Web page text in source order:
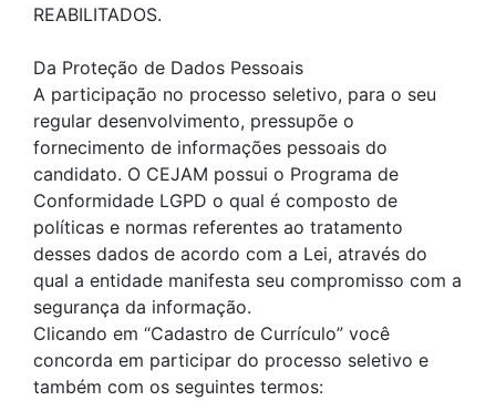
REABILITADOS.
Da Proteção de Dados Pessoais
A participação no processo seletivo, para o seu
regular desenvolvimento, pressupõe o
fornecimento de informações pessoais do
candidato. O CEJAM possui o Programa de
Conformidade LGPD o qual é composto de
políticas e normas referentes ao tratamento
desses dados de acordo com a Lei, através do
qual a entidade manifesta seu compromisso com a
segurança da informação.
Clicando em “Cadastro de Currículo” você
concorda em participar do processo seletivo e
também com os seguintes termos: